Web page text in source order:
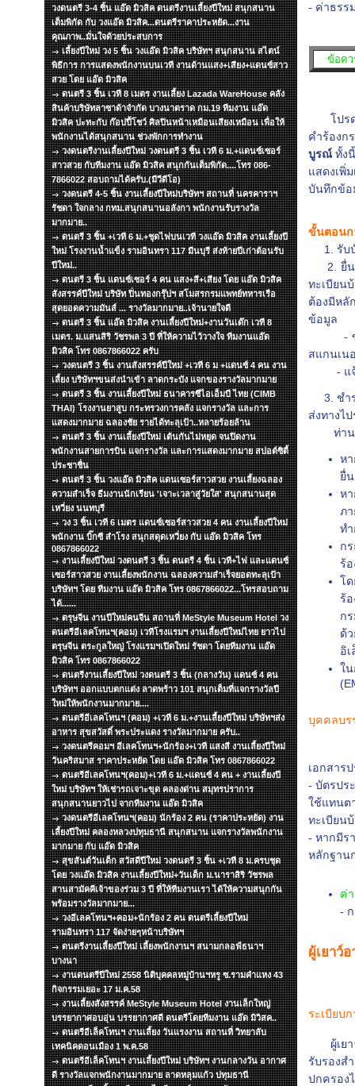
วงดนตรี 3-4 ชิ้น แอ๊ด มิวสิค ดนตรีงานเลี้ยงปีใหม่ สนุกสนาน
เต็มพิกัด กับ วงแอ๊ด มิวสิค...ดนตรีราคาประหยัด...งาน
คุณภาพ..มั่นใจด้วยประสบการ
เลี้ยงปีใหม่ วง 5 ชิ้น วงแอ๊ด มิวสิค บริษัทฯ สนุกสนาน สไตน์
พิธีการ การแสดงพนักงานบนเวที งานด้านแสง+เสียง+แดนซ์สาว
สวย โดย แอ๊ด มิวสิค
ดนตรี 3 ชิ้น เวที 8 เมตร งานเลี้ยง Lazada WareHouse คลัง
สินค้าบริษัทลาซาด้าจำกัด บางนาตราด กม.19 ทีมงาน แอ๊ด
มิวสิค ปะทะกับ ก๊อปปี้โชว์ ศิลปินหน้าเหมือนเสียงเหมือน เพื่อให้
พนักงานได้สนุกสนาน ช่วงพักการทำงาน
วงดนตรีงานเลี้ยงปีใหม่ วงดนตรี 3 ชิ้น เวที 6 ม.+แดนซ์เซอร์
สาวสวย กับทีมงาน แอ๊ด มิวสิค สนุกกันเต็มพิกัด....โทร 086-
7866022 สอบถามได้ครับ.(มีวีดีโอ)
วงดนตรี 4-5 ชิ้น งานเลี้ยงปีใหม่บริษัทฯ สถานที่ นครคาราฯ
รัชดา ใจกลาง กทม.สนุกสนานอลังกา พนักงานรับรางวัล
มากมาย..
ดนตรี 3 ชิ้น +เวที 6 ม.+ชุดไฟบนเวที วงแอ๊ด มิวสิค งานเลี้ยงปี
ใหม่ โรงงานน้ำแข็ง รามอินทรา 117 มีนบุรี ส่งท้ายปีเก่าต้อนรับ
ปีใหม่..
ดนตรี 3 ชิ้น แดนซ์เซอร์ 4 คน แสง+สี+เสียง โดย แอ๊ด มิวสิค
สังสรรค์ปีใหม่ บริษัท ปิ่นทองกรุ๊ปฯ สโมสรกรมแพทย์ทหารเรือ
สุดยอดความมันส์ ... รางวัลมากมาย..เจ้านายใจดี
ดนตรี 3 ชิ้น แอ๊ด มิวสิค งานเลี้ยงปีใหม่+งานวันเด๊ก เวที 8
เมตร. ม.แสนสิริ วัชรพล 3 ปี ที่ให้ความไว้วางใจ ทีมงานแอ๊ด
มิวสิค โทร 0867866022 ครับ
วงดนตรี 3 ชิ้น งานสังสรรค์ปีใหม่ +เวที 6 ม +แดนซ์ 4 คน งาน
เลี้ยง บริษัทฯขนส่งนำเข้า ลาดกระบัง แจกของรางวัลมากมาย
ดนตรี 3 ชิ้น งานเลี้ยงปีใหม่ ธนาคารซีไอเอ็มบี ไทย (CIMB
THAI) โรงงานยาสูบ กระทรวงการคลัง แจกรางวัล และการ
แสดงมากมาย ฉลองชัย รายได้ทะลุเป้า..หลายร้อยล้าน
ดนตรี 3 ชิ้น งานเลี้ยงปีใหม่ เต้นกันไม่หยุด จนปิดงาน
พนักงานสายการบิน แจกรางวัล และการแสดงมากมาย สปอต์ซิตื้
ประชาชื่น
ดนตรี 3 ชิ้น วงแอ๊ด มิวสิค แดนเซอร์สาวสวย งานเลี้ยงฉลอง
ความสำเร็จ ธีมงานนักเรียน 'เจาะเวลาสู่วัยใส' สนุกสนานสุด
เหวี่ยง นนทบุรี
วง 3 ชิ้น เวที 6 เมตร แดนซ์เซอร์สาวสวย 4 คน งานเลี้ยงปีใหม่
พนักงาน บิ๊กซี สำโรง สนุกสดุดเหวี่ยง กับ แอ๊ด มิวสิค โทร
0867866022
งานเลี้ยงปีใหม่ วงดนตรี 3 ชิ้น ดนตรี 4 ชิ้น เวที+ไฟ และแดนซ์
เซอร์สาวสวย งานเลี้ยงพนักงาน ฉลองความสำเร็จยอดทะลุเป้า
บริษัทฯ โดย ทีมงาน แอ๊ด มิวสิค โทร 0867866022...โทรสอบถาม
ได้......
ตรุษจีน งานปีใหม่คนจีน สถานที่ MeStyle Museum Hotel วง
ดนตรีอีเลคโทนฯ(คอม) เวทีโรงแรมฯ งานเลี้ยงปีใหม่ไทย ยาวไป
ตรุษจีน ตระกูลใหญ่ โรงแรมฯเปิดใหม่ รัชดา โดยทีมงาน แอ๊ด
มิวสิค โทร 0867866022
ดนตรีงานเลี้ยงปีใหม่ วงดนตรี 3 ชิ้น (กลางวัน) แดนซ์ 4 คน
บริษัทฯ ออกแบบตกแต่ง ลาดพร้าว 101 สนุกเต็มที่แจกรางวัลปี
ใหม่ให้พนักงานมากมาย....
ดนตรีอีเลคโทนฯ (คอม) +เวที 6 ม.+งานเลี้ยงปีใหม่ บริษัทฯส่ง
อาหาร สุขสวัสดิ์ พระประแดง รางวัลมากมาย ครับ..
วงดนตรีคอมฯ อีเลคโทนฯ+นักร้อง+เวที แสงสี งานเลี้ยงปีใหม่
วันคริสมาส ราคาประหยัด โดย แอ๊ด มิวสิค โทร 0867866022
ดนตรีอีเลคโทนฯ(คอม)+เวที 6 ม.+แดนซ์ 4 คน + งานเลี้ยงปี
ใหม่ บริษัทฯ ให้เช่ารถเจาะขุด คลองด่าน สมุทรปราการ
สนุกสนานยาวไป จากทีมงาน แอ๊ด มิวสิค
วงดนตรีอีเลคโทนฯ(คอม) นักร้อง 2 คน (ราคาประหยัด) งาน
เลี้ยงปีใหม่ คลองหลวงปทุมธานี สนุกสนาน แจกรางวัลพนักงาน
มากมาย กับ แอ๊ด มิวสิค
สุขสันต์วันเด็ก สวัสดีปีใหม่ วงดนตรี 3 ชิ้น +เวที 8 ม.ครบชุด
โดย วงแอ๊ด มิวสิค งานเลี้ยงปีใหม่+วันเด็ก ม.นาราสิริ วัชรพล
สานสามัคคีเจ้าของร่วม 3 ปี ที่ให้ทีมงานเรา ได้ให้ความสนุกกัน
พร้อมรางวัลมากมาย...
วงอีเลคโทนฯ+คอม+นักร้อง 2 คน ดนตรีเลี้ยงปีใหม่
รามอินทรา 117 จัดง่ายๆหน้าบริษัทฯ
ดนตรีงานเลี้ยงปีใหม่ เลี้ยงพนักงานฯ สนามกลอฟ์ธนาฯ
บางนา
งานดนตรีปีใหม่ 2558 นิติบุคคลหมู่บ้านฯหรู ซ.รามคำแหง 43
กิจกรรมเยอะ 17 ม.ค.58
งานเลี้ยงสังสรรค์ MeStyle Museum Hotel งานเล็กใหญ่
บรรยากาศอบอุ่น บรรยากาศดี ดนตรีโดยทีมงาน แอ๊ด มิวิสค..
ดนตรีอีเล็คโทนฯ งานเลี้ยง วันแรงงาน สถานที่ วิทยาลับ
เทคนิคดอนเมือง 1 พ.ค.58
ดนตรีอีเล็คโทนฯ งานเลี้ยงปีใหม่ บริษัทฯ งานกลางวัน อากาศ
ดี รางวัลแจกพนักงานมากมาย ลาดหลุมแก้ว ปทุมธานี
- ค่าธรร
ข้อคว
โปรดน
คำร้องก
บูรณทั้งนี้
แสดงเพิ่
บันทึกข้อ
ขั้นตอนก
1. รับ
2. ยื่นบั
ทะเบียน
ต้องมีหลั
ข้อมูล
- ข้อมู
สแกนเน
- แจ้งค
3. ชำร
ส่งทางไ
ท่านจ
ห
ยื่
ห
ภ
ท
ก
ร้
โ
ร้
ก
ด้
อิ
ใ
บุคคลบร
เอกสาร
- บัตรปร
ใช้แทนต
ทะเบียน
- หากมีร
หลักฐาน
ค่
-
ผู้เยาว์
ระเบียบ
ผู้เยาว์
รับรองส
ปกครอง